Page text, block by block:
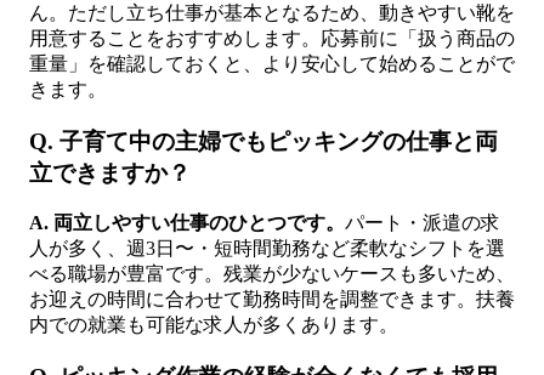
ん。ただし立ち仕事が基本となるため、動きやすい靴を
用意することをおすすめします。応募前に「扱う商品の
重量」を確認しておくと、より安心して始めることがで
きます。
Q. 子育て中の主婦でもピッキングの仕事と両
立できますか？
A. 両立しやすい仕事のひとつです。 パート・派遣の求
人が多く、週3日〜・短時間勤務など柔軟なシフトを選
べる職場が豊富です。残業が少ないケースも多いため、
お迎えの時間に合わせて勤務時間を調整できます。扶養
内での就業も可能な求人が多くあります。